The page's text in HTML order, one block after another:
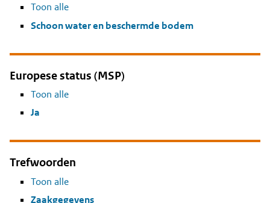
Toon alle
Schoon water en beschermde bodem
Europese status (MSP)
Toon alle
Ja
Trefwoorden
Toon alle
Zaakgegevens